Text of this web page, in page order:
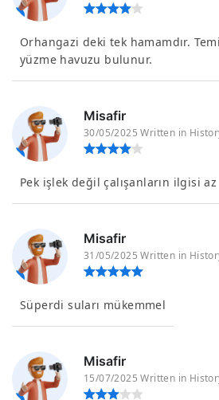
Orhangazi deki tek hamamdır.
yüzme havuzu bulunur.
Misafir
30/05/2025 Written in
Pek işlek değil çalışanların ilgisi az
Misafir
31/05/2025 Written in
Süperdi suları mükemmel
Misafir
15/07/2025 Written in